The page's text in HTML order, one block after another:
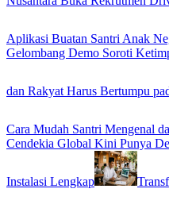
Aplikasi Buatan Santri Anak
Gelombang Demo Soroti
dan Rakyat Harus Bertumpu
Cara Mudah Santri Mengenal
Cendekia Global Kini Punya
Instalasi Lengkap